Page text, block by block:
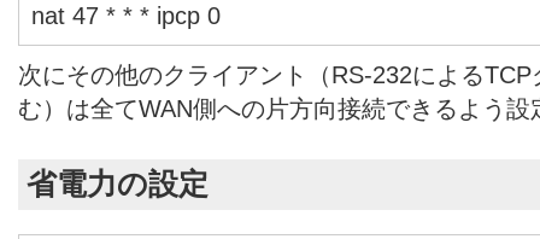
nat 47 * * * ipcp 0
次にその他のクライアント（RS-232による
む）は全てWAN側への片方向接続できるよう設
省電力の設定